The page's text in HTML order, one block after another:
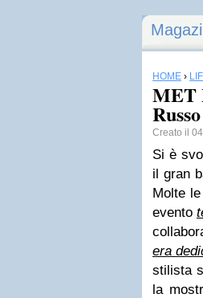
HOME ›
MET
Creato il
Si è
il gran
Molte
evento
era
stilista
la